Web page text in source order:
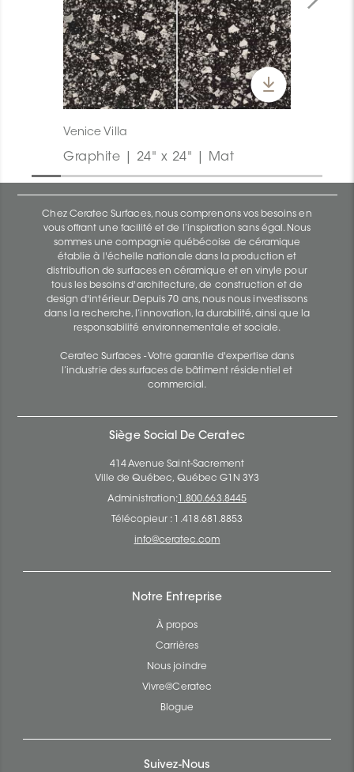
Venice Villa
Graphite | 24" x 24" | Mat
Chez Ceratec Surfaces, nous comprenons vos besoins en
vous offrant une facilité et de l’inspiration sans égal. Nous
sommes une compagnie québécoise de céramique
établie à l'échelle nationale dans la production et
distribution de surfaces en céramique et en vinyle pour
tous les besoins d'architecture, de construction et de
design d'intérieur. Depuis 70 ans, nous nous investissons
dans la recherche, l’innovation, la durabilité, ainsi que la
responsabilité environnementale et sociale.
Ceratec Surfaces - Votre garantie d'expertise dans
l’industrie des surfaces de bâtiment résidentiel et
commercial.
Siège Social De Ceratec
414 Avenue Saint-Sacrement
Ville de Québec, Québec G1N 3Y3
Administration: 1.800.663.8445
Télécopieur : 1.418.681.8853
info@ceratec.com
Notre Entreprise
À propos
Carrières
Nous joindre
Vivre@Ceratec
Blogue
Suivez-Nous